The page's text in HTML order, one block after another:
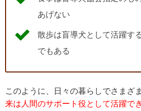
あげない
散歩は盲導犬として活躍す
でもある
このように、日々の暮らしでさまざ
来は人間のサポート役として活躍で